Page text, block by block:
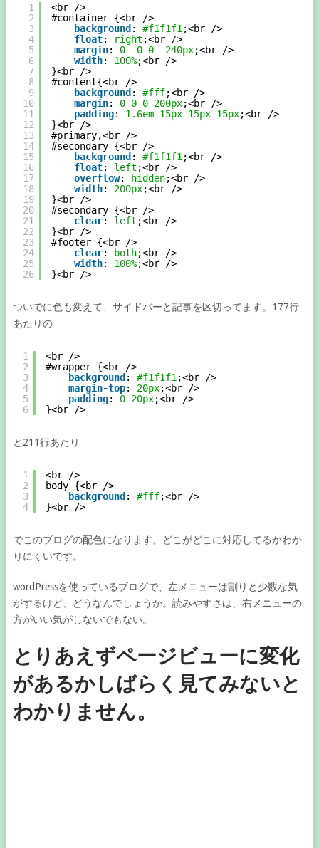
1
2
3
4
5
6
7
8
9
10
11
12
13
14
15
16
17
18
19
20
21
22
23
24
25
26
<br />
#container {<br />
background : #f1f1f1 ;<br />
float: right ;<br />
margin: 0 0 0 -240px;<br />
width: 100%;<br />
}<br />
#content{<br />
background : #fff;<br />
margin: 0 0 0 200px;<br />
padding: 1.6em 15px 15px 15px;<br />
}<br />
#primary,<br />
#secondary {<br />
background : #f1f1f1 ;<br />
float: left ;<br />
overflow: hidden;<br />
width: 200px;<br />
}<br />
#secondary {<br />
clear: left ;<br />
}<br />
#footer {<br />
clear: both;<br />
width: 100%;<br />
}<br />
ついでに色も変えて、サイドバーと記事を区切ってます。177行
あたりの
1
2
3
4
5
6
<br />
#wrapper {<br />
background : #f1f1f1 ;<br />
margin-top: 20px;<br />
padding: 0 20px;<br />
}<br />
と211行あたり
1
2
3
4
<br />
body {<br />
background : #fff;<br />
}<br />
でこのブログの配色になります。どこがどこに対応してるかわか
りにくいです。
wordPressを使っているブログで、左メニューは割りと少数な気
がするけど、どうなんでしょうか。読みやすさは、右メニューの
方がいい気がしないでもない。
とりあえずページビューに変化
があるかしばらく見てみないと
わかりません。